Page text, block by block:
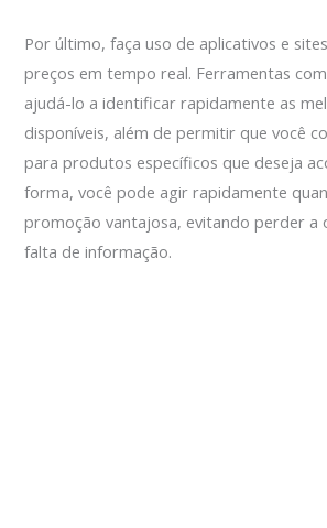
Por último, faça uso de aplicativos e
preços em tempo real. Ferramentas
ajudá-lo a identificar rapidamente as
disponíveis, além de permitir que você
para produtos específicos que deseja
forma, você pode agir rapidamente
promoção vantajosa, evitando perder
falta de informação.